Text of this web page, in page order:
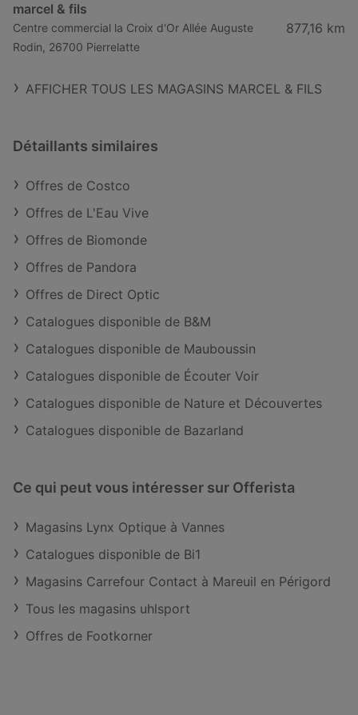
marcel & fils
Centre commercial la Croix d'Or Allée Auguste
Rodin, 26700 Pierrelatte
877,16 km
AFFICHER TOUS LES MAGASINS MARCEL & FILS
Détaillants similaires
Offres de Costco
Offres de L'Eau Vive
Offres de Biomonde
Offres de Pandora
Offres de Direct Optic
Catalogues disponible de B&M
Catalogues disponible de Mauboussin
Catalogues disponible de Écouter Voir
Catalogues disponible de Nature et Découvertes
Catalogues disponible de Bazarland
Ce qui peut vous intéresser sur Offerista
Magasins Lynx Optique à Vannes
Catalogues disponible de Bi1
Magasins Carrefour Contact à Mareuil en Périgord
Tous les magasins uhlsport
Offres de Footkorner